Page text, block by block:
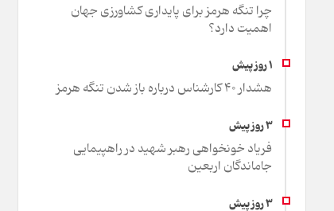
چرا تنگه هرمز برای پایداری کشاورزی جهان
اهمیت دارد؟
هشدار 40 کارشناس درباره باز شدن تنگه هرمز
فریاد خونخواهی رهبر شهید در راهپیمایی
جاماندگان اربعین